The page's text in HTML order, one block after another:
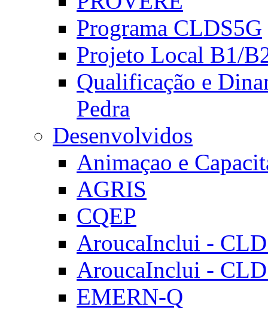
Programa CLDS5G
Projeto Local B1/
Qualificação e
Pedra
Desenvolvidos
Animaçao e
AGRIS
CQEP
AroucaInclui -
AroucaInclui -
EMERN-Q